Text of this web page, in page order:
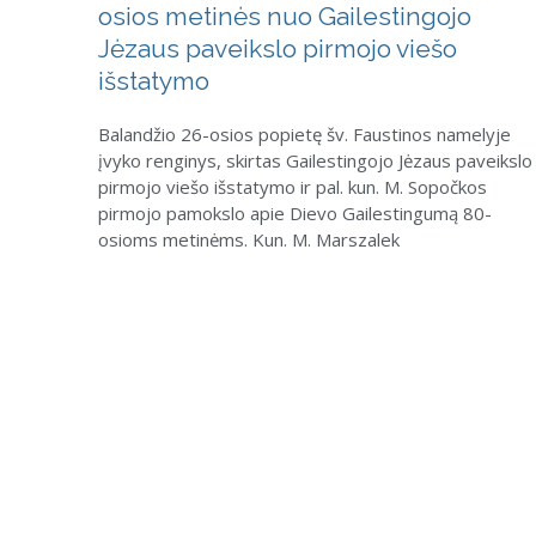
osios metinės nuo Gailestingojo
Jėzaus paveikslo pirmojo viešo
išstatymo
Balandžio 26-osios popietę šv. Faustinos namelyje
įvyko renginys, skirtas Gailestingojo Jėzaus paveikslo
pirmojo viešo išstatymo ir pal. kun. M. Sopočkos
pirmojo pamokslo apie Dievo Gailestingumą 80-
osioms metinėms. Kun. M. Marszalek